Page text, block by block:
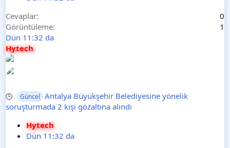
Cevaplar
0
Görüntüleme
1
Dün 11:32 da
Hytech
🕒 Güncel
Antalya Büyükşehir Belediyesine yönelik
soruşturmada 2 kişi gözaltına alındı
Hytech
Dün 11:32 da